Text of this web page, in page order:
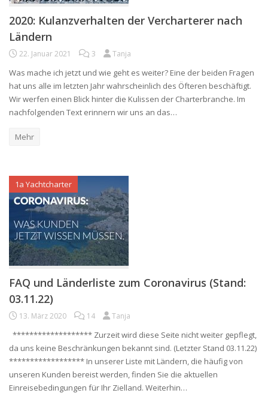
2020: Kulanzverhalten der Vercharterer nach
Ländern
22. Januar 2021 3 Tanja
Was mache ich jetzt und wie geht es weiter? Eine der beiden Fragen
hat uns alle im letzten Jahr wahrscheinlich des Öfteren beschäftigt.
Wir werfen einen Blick hinter die Kulissen der Charterbranche. Im
nachfolgenden Text erinnern wir uns an das…
Mehr
1a Yachtcharter
FAQ und Länderliste zum Coronavirus (Stand:
03.11.22)
13. März 2020 14 Tanja
******************* Zurzeit wird diese Seite nicht weiter gepflegt,
da uns keine Beschränkungen bekannt sind. (Letzter Stand 03.11.22)
****************** In unserer Liste mit Ländern, die häufig von
unseren Kunden bereist werden, finden Sie die aktuellen
Einreisebedingungen für Ihr Zielland. Weiterhin…